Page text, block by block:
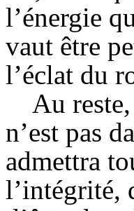
l’énergie
vaut être
l’éclat du
Au
n’est pas
admettra
l’intégrité,